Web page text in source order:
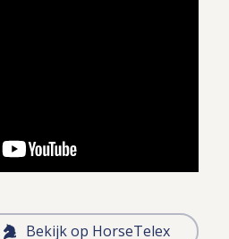
Bekijk op HorseTelex